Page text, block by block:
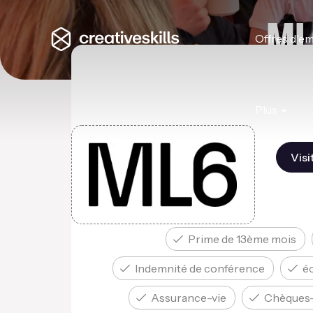
Offres
Prime de 13ème mois
Indemnité de conférence
Assurance-vie